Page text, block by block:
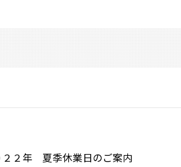
２２年 夏季休業日のご案内